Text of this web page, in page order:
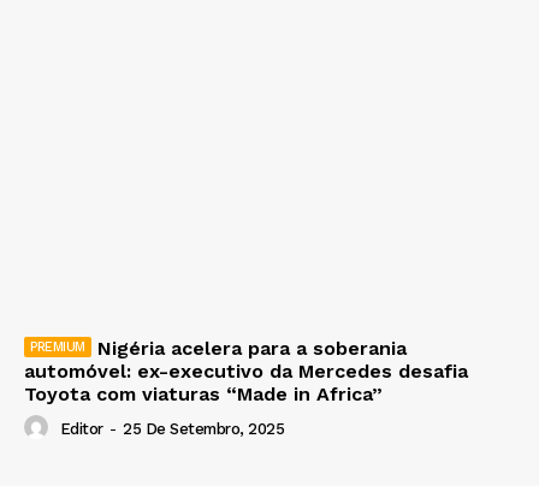
Nigéria acelera para a soberania
automóvel: ex-executivo da Mercedes desafia
Toyota com viaturas “Made in Africa”
Editor - 25 De Setembro, 2025